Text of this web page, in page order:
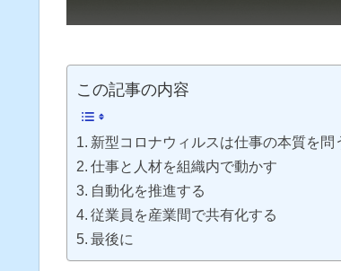
この記事の内容
新型コロナウィルスは仕事の本質を問
仕事と人材を組織内で動かす
自動化を推進する
従業員を産業間で共有化する
最後に